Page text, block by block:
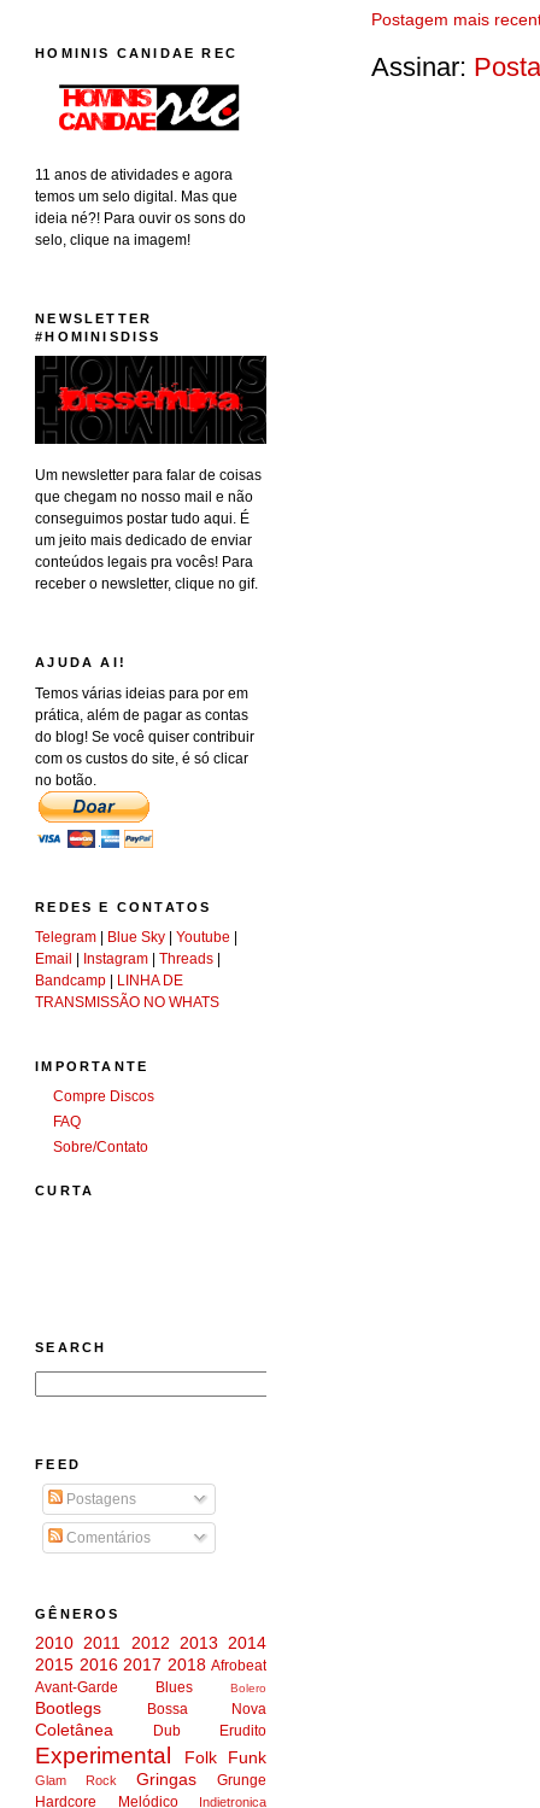
Postagem mais
Assinar:
HOMINIS CANIDAE REC
11 anos de atividades e agora
temos um selo digital. Mas que
ideia né?! Para ouvir os sons do
selo, clique na imagem!
NEWSLETTER
#HOMINISDISS
Um newsletter para falar de coisas
que chegam no nosso mail e não
conseguimos postar tudo aqui. É
um jeito mais dedicado de enviar
conteúdos legais pra vocês! Para
receber o newsletter, clique no gif.
AJUDA AI!
Temos várias ideias para por em
prática, além de pagar as contas
do blog! Se você quiser contribuir
com os custos do site, é só clicar
no botão.
REDES E CONTATOS
Telegram | Blue Sky |Youtube |
Email | Instagram |Threads |
Bandcamp | LINHA DE
TRANSMISSÃO NO WHATS
IMPORTANTE
Compre Discos
FAQ
Sobre/Contato
CURTA
SEARCH
FEED
Postagens
Comentários
GÊNEROS
2010 2011 2012 2013 2014
2015 2016 2017 2018 Afrobeat
Avant-Garde
Blues Bolero
Bootlegs Bossa Nova
Coletânea Dub Erudito
Experimental Folk Funk
Glam Rock Gringas
Grunge
Hardcore Melódico
Indietronica